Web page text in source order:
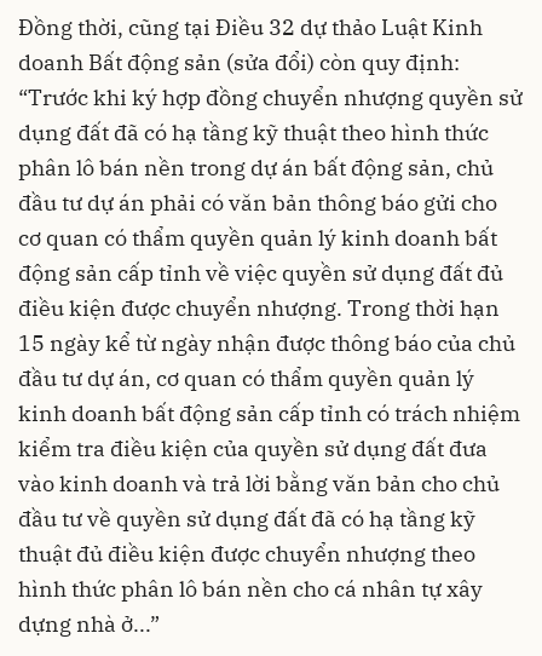
Đồng thời, cũng tại Điều 32 dự thảo Luật Kinh
doanh Bất động sản (sửa đổi) còn quy định:
“Trước khi ký hợp đồng chuyển nhượng quyền sử
dụng đất đã có hạ tầng kỹ thuật theo hình thức
phân lô bán nền trong dự án bất động sản, chủ
đầu tư dự án phải có văn bản thông báo gửi cho
cơ quan có thẩm quyền quản lý kinh doanh bất
động sản cấp tỉnh về việc quyền sử dụng đất đủ
điều kiện được chuyển nhượng. Trong thời hạn
15 ngày kể từ ngày nhận được thông báo của chủ
đầu tư dự án, cơ quan có thẩm quyền quản lý
kinh doanh bất động sản cấp tỉnh có trách nhiệm
kiểm tra điều kiện của quyền sử dụng đất đưa
vào kinh doanh và trả lời bằng văn bản cho chủ
đầu tư về quyền sử dụng đất đã có hạ tầng kỹ
thuật đủ điều kiện được chuyển nhượng theo
hình thức phân lô bán nền cho cá nhân tự xây
dựng nhà ở...”